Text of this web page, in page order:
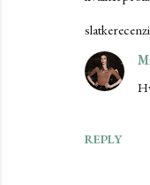
REPLY